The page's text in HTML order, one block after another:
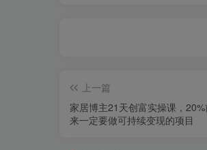
上一篇
家居博主21天创富实操课，
来一定要做可持续变现的项目